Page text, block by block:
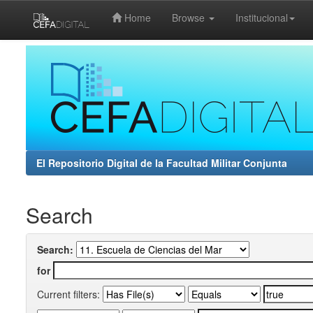
Home Browse Institucional
El Repositorio Digital de la Facultad Militar Conjunta
Search
Search:
for
Current filters: